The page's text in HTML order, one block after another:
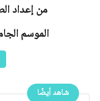
من إعداد
الموسم الجامعية:
شاهد أيضًا